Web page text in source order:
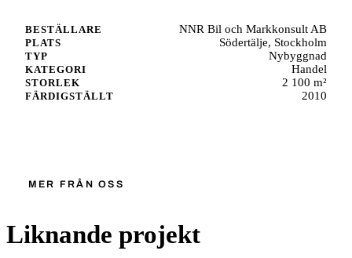
BESTÄLLARE NNR Bil och Markkonsult AB
PLATS Södertälje, Stockholm
TYP Nybyggnad
KATEGORI Handel
STORLEK 2 100 m²
FÄRDIGSTÄLLT 2010
MER FRÅN OSS
Liknande projekt